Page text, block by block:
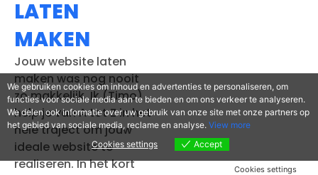
LATEN
MAKEN
Jouw website laten
maken was nog nooit
zo makkelijk. Ik (Timo)
help je van A tot Z in het
hele traject om jouw
ideale website te
realiseren. In het kort
We gebruiken cookies om inhoud en advertenties te personaliseren, om
functies voor sociale media aan te bieden en om ons verkeer te analyseren.
We delen ook informatie over uw gebruik van onze site met onze partners op
het gebied van sociale media, reclame en analyse. View more
Cookies settings
Accept
Cookies settings